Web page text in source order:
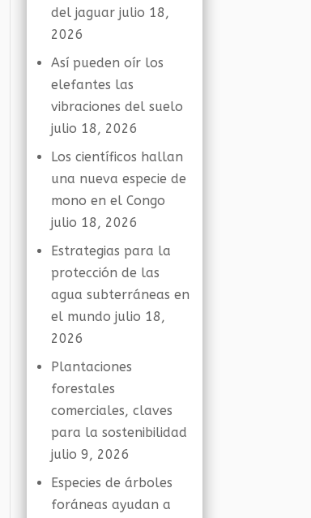
del jaguar julio 18,
2026
Así pueden oír los
elefantes las
vibraciones del suelo
julio 18, 2026
Los científicos hallan
una nueva especie de
mono en el Congo
julio 18, 2026
Estrategias para la
protección de las
agua subterráneas en
el mundo julio 18,
2026
Plantaciones
forestales
comerciales, claves
para la sostenibilidad
julio 9, 2026
Especies de árboles
foráneas ayudan a